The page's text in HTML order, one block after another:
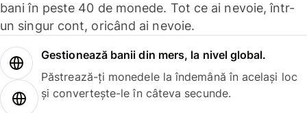
bani în peste 40 de monede. Tot ce ai nevoie, într-
un singur cont, oricând ai nevoie.
Gestionează banii din mers, la nivel global.
Păstrează-ți monedele la îndemână în același loc
și convertește-le în câteva secunde.